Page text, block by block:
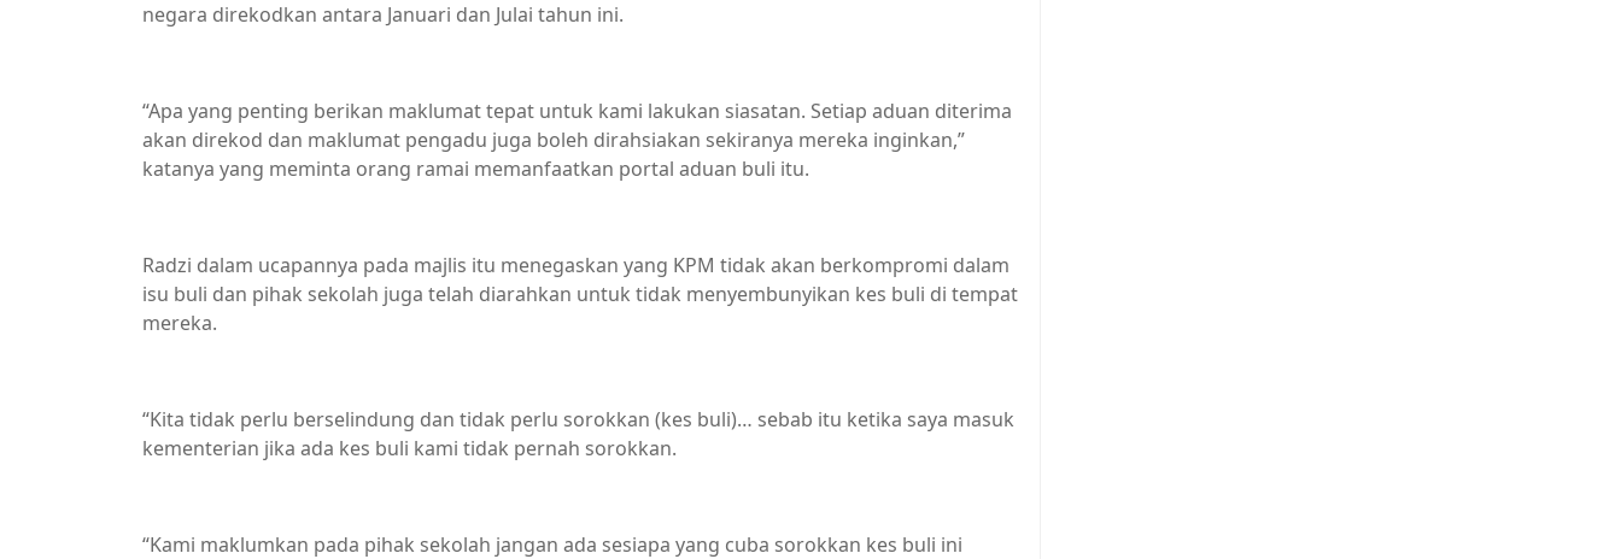
negara direkodkan antara Januari dan Julai tahun ini.
“Apa yang penting berikan maklumat tepat untuk kami lakukan siasatan. Setiap aduan diterima
akan direkod dan maklumat pengadu juga boleh dirahsiakan sekiranya mereka inginkan,”
katanya yang meminta orang ramai memanfaatkan portal aduan buli itu.
Radzi dalam ucapannya pada majlis itu menegaskan yang KPM tidak akan berkompromi dalam
isu buli dan pihak sekolah juga telah diarahkan untuk tidak menyembunyikan kes buli di tempat
mereka.
“Kita tidak perlu berselindung dan tidak perlu sorokkan (kes buli)… sebab itu ketika saya masuk
kementerian jika ada kes buli kami tidak pernah sorokkan.
“Kami maklumkan pada pihak sekolah jangan ada sesiapa yang cuba sorokkan kes buli ini